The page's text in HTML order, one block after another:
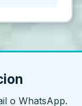
o WhatsApp.